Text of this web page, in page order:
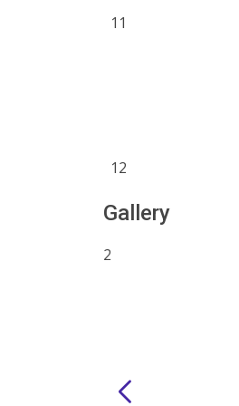
11
12
Gallery